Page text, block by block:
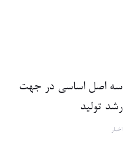
سه اصل اساسی در جهت
رشد تولید
اخبار